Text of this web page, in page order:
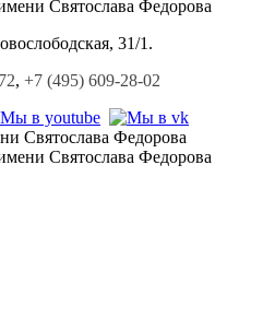
Святослава Федорова
31/1.
, +7 (495) 609-28-02
Святослава Федорова